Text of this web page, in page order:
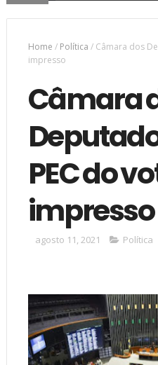
Home / Política / Câmara dos
impresso
Câmara
PEC do
impresso
agosto 11, 2021 Política